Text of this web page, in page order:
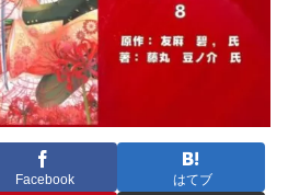
Facebook はてブ